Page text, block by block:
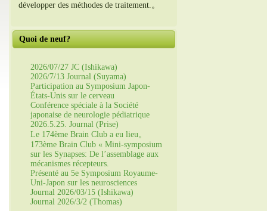
développer des méthodes de traitement.。
Quoi de neuf?
2026/07/27 JC (Ishikawa)
2026/7/13 Journal (Suyama)
Participation au Symposium Japon-
États-Unis sur le cerveau
Conférence spéciale à la Société
japonaise de neurologie pédiatrique
2026.5.25. Journal (Prise)
Le 174ème Brain Club a eu lieu。
173ème Brain Club « Mini-symposium
sur les Synapses: De l’assemblage aux
mécanismes récepteurs.
Présenté au 5e Symposium Royaume-
Uni-Japon sur les neurosciences
Journal 2026/03/15 (Ishikawa)
Journal 2026/3/2 (Thomas)